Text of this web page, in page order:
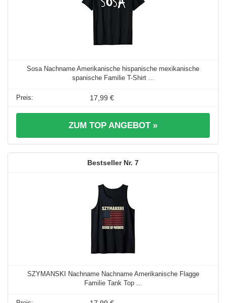
Sosa Nachname Amerikanische hispanische mexikanische
spanische Familie T-Shirt ...
17,99 €
ZUM TOP ANGEBOT »
7
SZYMANSKI Nachname Nachname Amerikanische Flagge
Familie Tank Top ...